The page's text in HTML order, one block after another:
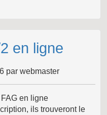
en ligne
par webmaster
en ligne
ils trouveront le